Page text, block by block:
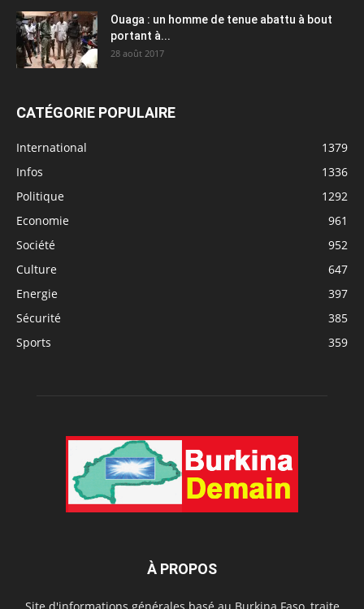
Ouaga : un homme de tenue abattu à bout
portant à...
28 août 2017
CATÉGORIE POPULAIRE
International
1379
Infos
1336
Politique
1292
Economie
961
Société
952
Culture
647
Energie
397
Sécurité
385
Sports
359
À PROPOS